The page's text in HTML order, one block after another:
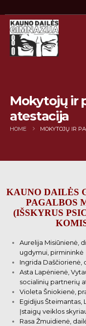
Mokytojų ir
atestacija
HOME MOKYTOJŲ IR
KAUNO DAILĖS
PAGALBOS
(IŠSKYRUS
Aurelija Misiūnienė,
ugdymui, pirmininkė
Ingrida Daščiorienė,
Asta Lapėnienė,
socialinių partnerių
Violeta Šniokienė,
Egidijus Šteimantas,
Įstaigų veiklos
Rasa Žmuidienė,